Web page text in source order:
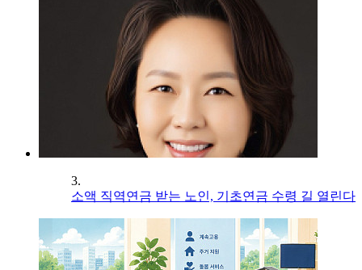
3.
소액 직역연금 받는 노인, 기초연금 수령 길 열린다